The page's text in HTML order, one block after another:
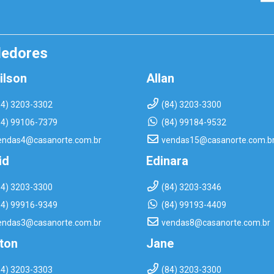
3203-3302
99106-7379
Allan
(84) 3203-3300
(84) 99184-9532
3203-3300
99916-9349
Edinara
(84) 3203-3346
(84) 99193-4409
vendas8@casanorte.com.br
3203-3303
Jane
(84) 3203-3300